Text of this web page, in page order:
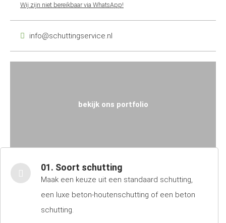
Wij zijn niet bereikbaar via WhatsApp!
info@schuttingservice.nl
bekijk ons portfolio
01. Soort schutting
Maak een keuze uit een standaard schutting,
een luxe beton-houtenschutting of een beton
schutting.